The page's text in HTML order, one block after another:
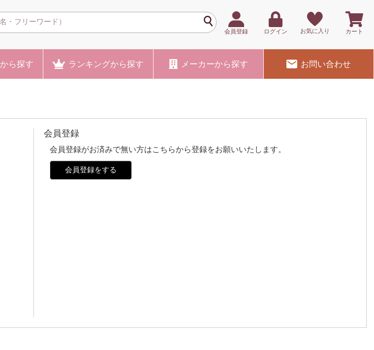
会員登録 ログイン お気に入り カート
から探す ランキングから探す メーカーから探す お問い合わせ
会員登録
会員登録がお済みで無い方はこちらから登録をお願いいたします。
会員登録をする